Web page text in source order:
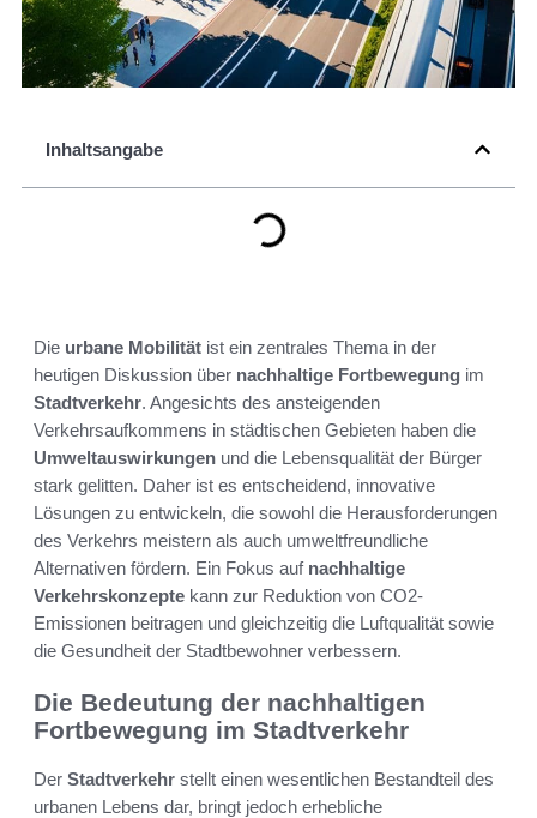
Inhaltsangabe
Die urbane Mobilität ist ein zentrales Thema in der
heutigen Diskussion über nachhaltige Fortbewegung im
Stadtverkehr. Angesichts des ansteigenden
Verkehrsaufkommens in städtischen Gebieten haben die
Umweltauswirkungen und die Lebensqualität der Bürger
stark gelitten. Daher ist es entscheidend, innovative
Lösungen zu entwickeln, die sowohl die Herausforderungen
des Verkehrs meistern als auch umweltfreundliche
Alternativen fördern. Ein Fokus auf nachhaltige
Verkehrskonzepte kann zur Reduktion von CO2-
Emissionen beitragen und gleichzeitig die Luftqualität sowie
die Gesundheit der Stadtbewohner verbessern.
Die Bedeutung der nachhaltigen
Fortbewegung im Stadtverkehr
Der Stadtverkehr stellt einen wesentlichen Bestandteil des
urbanen Lebens dar, bringt jedoch erhebliche